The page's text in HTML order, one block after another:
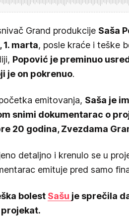
Grand produkcije Saša
1. marta, posle kraće i teške
Popović je preminuo
je on pokrenuo.
emitovanja, Saša je
snimi dokumentarac o
20 godina, Zvezdama
detaljno i krenulo se u
emituje pred samo
bolest Sašu je sprečila